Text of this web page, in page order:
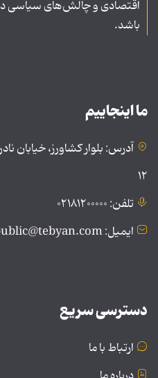
اقتصادی و چالش‌های سیاسی
باشد.
ما اینجاییم
آدرس: بلوار کشاورز،
۱۲
تلفن: ۰۲۱۸۱۲۰۰۰۰۰
ایمیل: public@tebyan.com
دسترسی سریع
ارتباط با ما